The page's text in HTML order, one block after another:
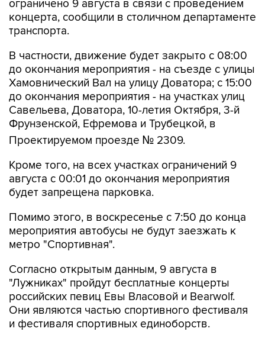
ограничено 9 августа в связи с проведением
концерта, сообщили в столичном департаменте
транспорта.
В частности, движение будет закрыто с 08:00
до окончания мероприятия - на съезде с улицы
Хамовнический Вал на улицу Доватора; с 15:00
до окончания мероприятия - на участках улиц
Савельева, Доватора, 10-летия Октября, 3-й
Фрунзенской, Ефремова и Трубецкой, в
Проектируемом проезде № 2309.
Кроме того, на всех участках ограничений 9
августа с 00:01 до окончания мероприятия
будет запрещена парковка.
Помимо этого, в воскресенье с 7:50 до конца
мероприятия автобусы не будут заезжать к
метро "Спортивная".
Согласно открытым данным, 9 августа в
"Лужниках" пройдут бесплатные концерты
российских певиц Евы Власовой и Bearwolf.
Они являются частью спортивного фестиваля
и фестиваля спортивных единоборств.